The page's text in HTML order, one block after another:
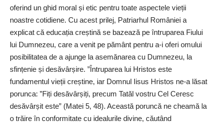
oferind un ghid moral și etic pentru toate aspectele vieții
noastre cotidiene. Cu acest prilej, Patriarhul României a
explicat că educația creștină se bazează pe întruparea Fiului
lui Dumnezeu, care a venit pe pământ pentru a-i oferi omului
posibilitatea de a ajunge la asemănarea cu Dumnezeu, la
sfințenie și desăvârșire. ”Întruparea lui Hristos este
fundamentul vieții creștine, iar Domnul Iisus Hristos ne-a lăsat
porunca: ”Fiți desăvârșiți, precum Tatăl vostru Cel Ceresc
desăvârșit este” (Matei 5, 48). Această poruncă ne cheamă la
o trăire în conformitate cu idealurile divine, căutând